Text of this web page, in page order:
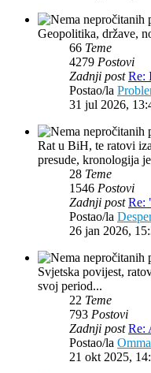
Geopolitika, države,
66 Teme
4279 Postovi
Zadnji post Re:
Postao/la
31 jul 2026,
Rat u BiH, te ratovi
presude, kronologija
28 Teme
1546 Postovi
Zadnji post Re:
Postao/la
26 jan 2026,
Svjetska povijest,
svoj period...
22 Teme
793 Postovi
Zadnji post Re:
Postao/la
21 okt 2025,